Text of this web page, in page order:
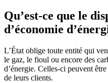
Qu’est-ce que le
d’économie
L’État oblige toute entité qui
le gaz, le fioul ou encore des
d’énergie. Celles-ci peuvent
de leurs clients.